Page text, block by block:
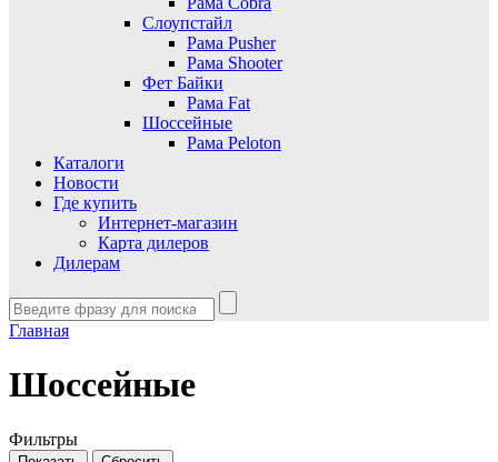
Слоупстайл
Рама Pusher
Рама Shooter
Фет Байки
Рама Fat
Шоссейные
Рама Peloton
Каталоги
Новости
Где купить
Интернет-магазин
Карта дилеров
Дилерам
Главная
Шоссейные
Фильтры